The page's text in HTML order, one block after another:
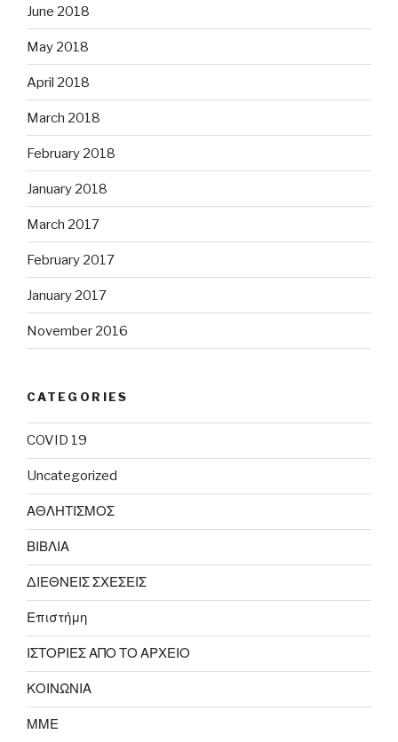
June 2018
May 2018
April 2018
March 2018
February 2018
January 2018
March 2017
February 2017
January 2017
November 2016
CATEGORIES
COVID 19
Uncategorized
ΑΘΛΗΤΙΣΜΟΣ
ΒΙΒΛΙΑ
ΔΙΕΘΝΕΙΣ ΣΧΕΣΕΙΣ
Επιστήμη
ΙΣΤΟΡΙΕΣ ΑΠΟ ΤΟ ΑΡΧΕΙΟ
ΚΟΙΝΩΝΙΑ
ΜΜΕ